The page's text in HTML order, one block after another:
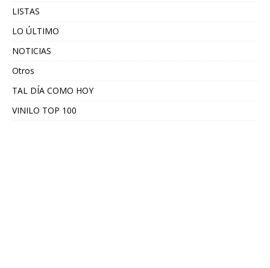
LISTAS
LO ÚLTIMO
NOTICIAS
Otros
TAL DÍA COMO HOY
VINILO TOP 100